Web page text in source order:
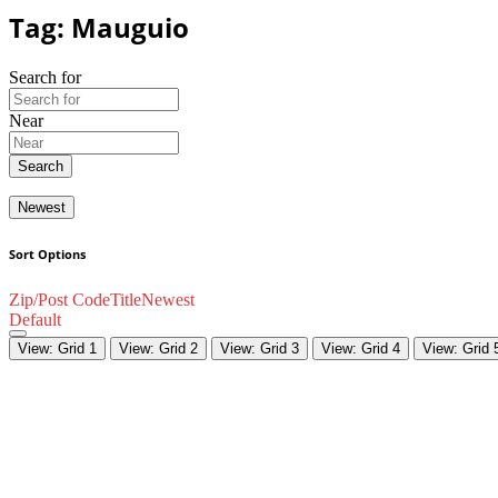
Tag: Mauguio
Search for
Near
Search
Newest
Sort Options
Zip/Post CodeTitleNewest
Default
View: Grid 1 View: Grid 2 View: Grid 3 View: Grid 4 View: Grid